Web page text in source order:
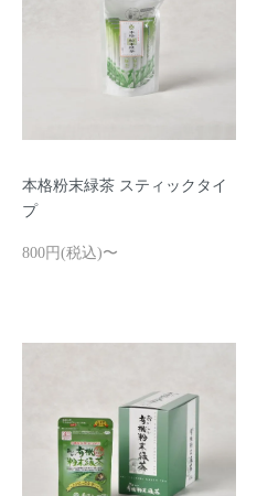
本格粉末緑茶 スティックタイ
プ
800円(税込)〜